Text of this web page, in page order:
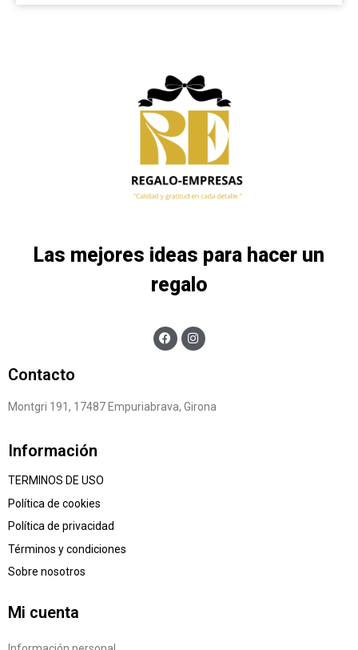
Las mejores ideas para hacer un
regalo
Contacto
Montgri 191, 17487 Empuriabrava, Girona
Información
TERMINOS DE USO
Política de cookies
Política de privacidad
Términos y condiciones
Sobre nosotros
Mi cuenta